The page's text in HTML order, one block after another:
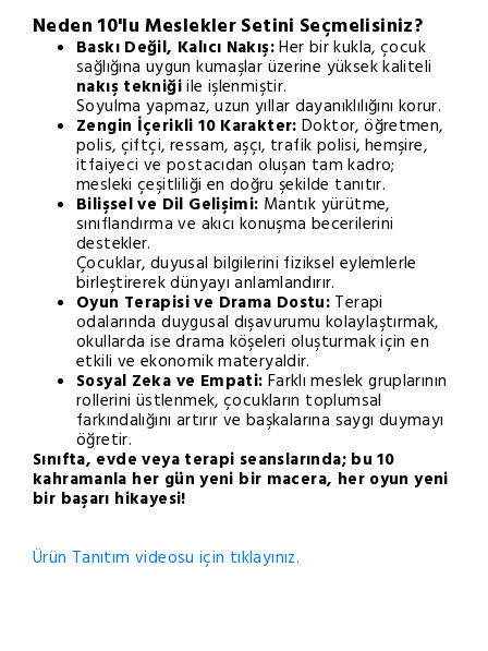
Neden 10'lu Meslekler Setini Seçmelisiniz?
Baskı Değil, Kalıcı Nakış:Her bir kukla, çocuk
sağlığına uygun kumaşlar üzerine yüksek kaliteli
nakış tekniğiile işlenmiştir.
Soyulma yapmaz, uzun yıllar dayanıklılığını korur.
Zengin İçerikli 10 Karakter: Doktor, öğretmen,
polis, çiftçi, ressam, aşçı, trafik polisi, hemşire,
itfaiyeci ve postacıdan oluşan tam kadro;
mesleki çeşitliliği en doğru şekilde tanıtır.
Bilişsel ve Dil Gelişimi: Mantık yürütme,
sınıflandırma ve akıcı konuşma becerilerini
destekler.
Çocuklar, duyusal bilgilerini fiziksel eylemlerle
birleştirerek dünyayı anlamlandırır.
Oyun Terapisi ve Drama Dostu: Terapi
odalarında duygusal dışavurumu kolaylaştırmak,
okullarda ise drama köşeleri oluşturmak için en
etkili ve ekonomik materyaldir.
Sosyal Zeka ve Empati: Farklı meslek gruplarının
rollerini üstlenmek, çocukların toplumsal
farkındalığını artırır ve başkalarına saygı duymayı
öğretir.
Sınıfta, evde veya terapi seanslarında; bu 10
kahramanla her gün yeni bir macera, her oyun yeni
bir başarı hikayesi!
Ürün Tanıtım videosu için tıklayınız.